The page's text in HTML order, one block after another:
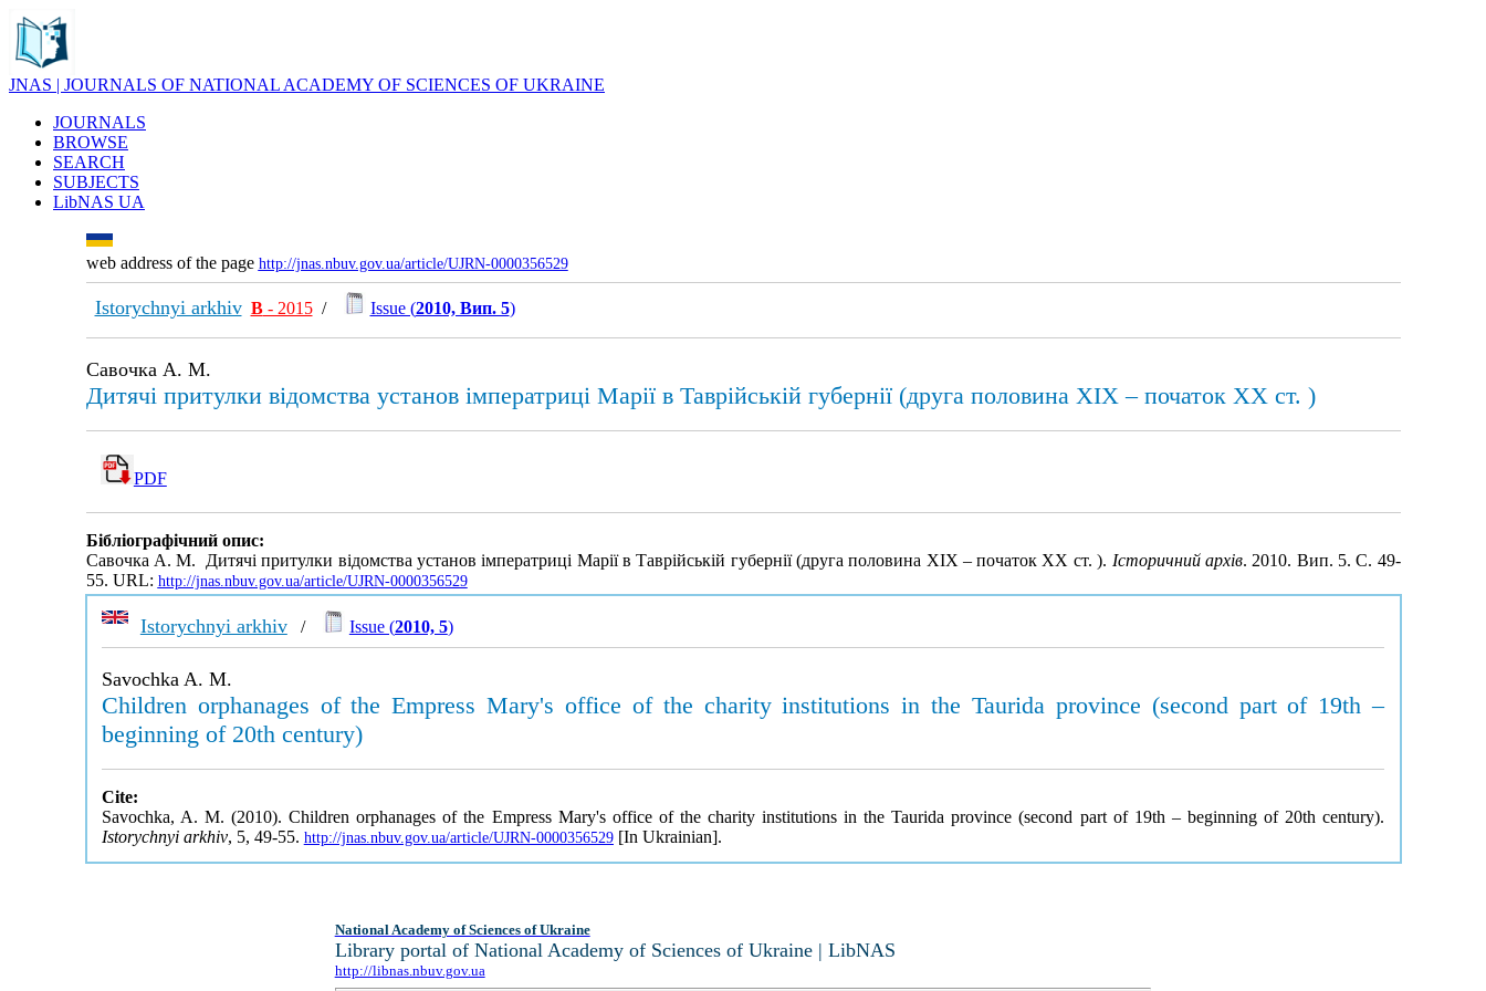
JNAS | JOURNALS OF NATIONAL ACADEMY OF SCIENCES OF UKRAINE
JOURNALS
BROWSE
SEARCH
SUBJECTS
LibNAS UA
web address of the page http://jnas.nbuv.gov.ua/article/UJRN-0000356529
Istorychnyi arkhiv В- 2015/ Issue (2010, Вип. 5)
Савочка А. М.
Дитячі притулки відомства установ імператриці Марії в Таврійській губернії (друга половина ХІХ – початок XX ст. )
PDF
Бібліографічний опис:
Савочка А. М. Дитячі притулки відомства установ імператриці Марії в Таврійській губернії (друга половина ХІХ – початок XX ст. ). Історичний архів. 2010. Вип. 5. С. 49-
55. URL: http://jnas.nbuv.gov.ua/article/UJRN-0000356529
Istorychnyi arkhiv/ Issue (2010, 5)
Savochka A. M.
Children orphanages of the Empress Mary's office of the charity institutions in the Taurida province (second part of 19th –
beginning of 20th century)
Cite:
Savochka, A. M. (2010). Children orphanages of the Empress Mary's office of the charity institutions in the Taurida province (second part of 19th – beginning of 20th century).
Istorychnyi arkhiv, 5, 49-55. http://jnas.nbuv.gov.ua/article/UJRN-0000356529[In Ukrainian].
National Academy of Sciences of Ukraine
Library portal of National Academy of Sciences of Ukraine | LibNAS
http://libnas.nbuv.gov.ua